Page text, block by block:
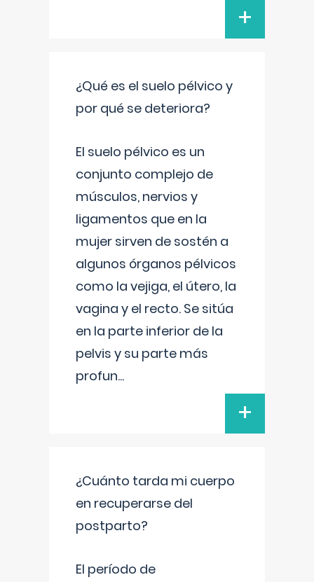
+
¿Qué es el suelo pélvico y
por qué se deteriora?
El suelo pélvico es un
conjunto complejo de
músculos, nervios y
ligamentos que en la
mujer sirven de sostén a
algunos órganos pélvicos
como la vejiga, el útero, la
vagina y el recto. Se sitúa
en la parte inferior de la
pelvis y su parte más
profun...
+
¿Cuánto tarda mi cuerpo
en recuperarse del
postparto?
El período de